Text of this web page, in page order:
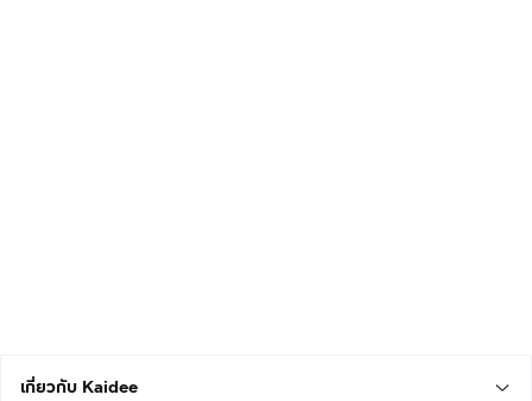
เกี่ยวกับ Kaidee